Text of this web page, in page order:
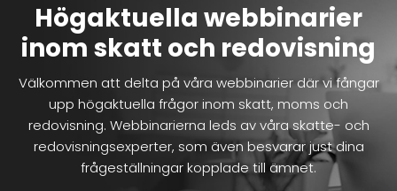
Högaktuella webbinarier
inom skatt och redovisning
Välkommen att delta på våra webbinarier där vi fångar
upp högaktuella frågor inom skatt, moms och
redovisning. Webbinarierna leds av våra skatte- och
redovisningsexperter, som även besvarar just dina
frågeställningar kopplade till ämnet.